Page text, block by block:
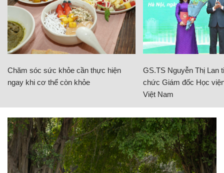
Chăm sóc sức khỏe cần thực hiện
ngay khi cơ thể còn khỏe
GS.TS Nguyễn Thị Lan
chức Giám đốc Học
Việt Nam